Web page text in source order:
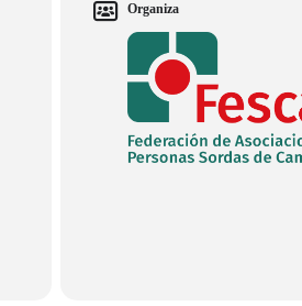
Organiza